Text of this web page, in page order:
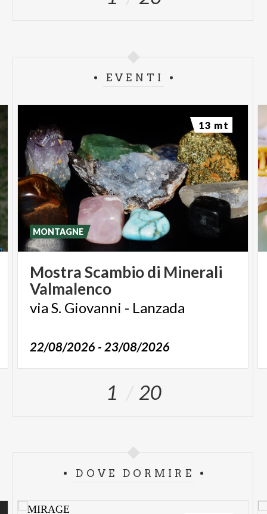
EVENTI
MostraScambiodi Minerali
Valmalenco
via S. Giovanni - Lanzada
22/08/2026 - 23/08/2026
MONTAGNE
13 mt
1 20
DOVE DORMIRE